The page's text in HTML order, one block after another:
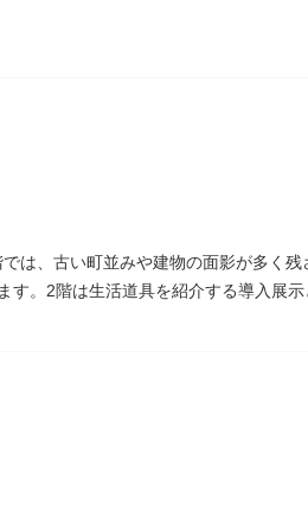
は、古い町並みや建物の面影が多く
。2階は生活道具を紹介する導入展示
は企画展示室と、道具や玩具を体験